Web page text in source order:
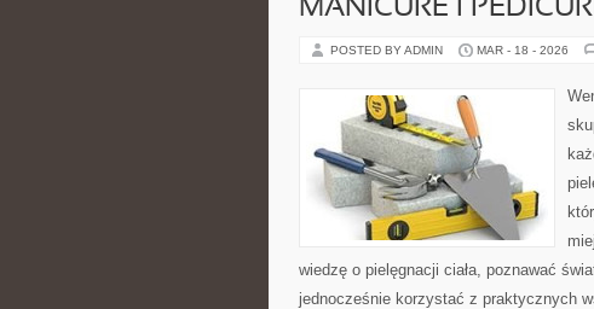
MANICURE I
POSTED BY ADMIN MAR - 18 - 2026
wiedzę o pielęgnacji ciała, poznawać
jednocześnie korzystać z praktycznych